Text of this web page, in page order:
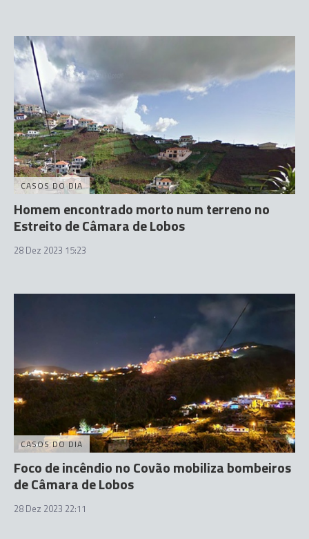
CASOS DO DIA
Homem encontrado morto num terreno no
Estreito de Câmara de Lobos
28 Dez 2023 15:23
CASOS DO DIA
Foco de incêndio no Covão mobiliza bombeiros
de Câmara de Lobos
28 Dez 2023 22:11